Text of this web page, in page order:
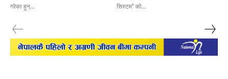
गरेका हुन्...
सिस्टम’ को...